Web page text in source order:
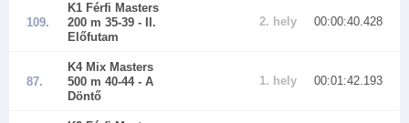
109.
K1 Férfi Masters
200 m 35-39 - II.
Előfutam
2. hely 00:00:40.428
87.
K4 Mix Masters
500 m 40-44- A
Döntő
1. hely 00:01:42.193